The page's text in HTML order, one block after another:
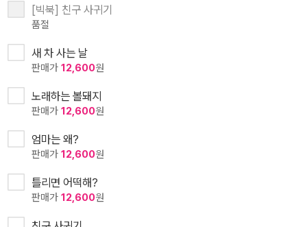
[빅북] 친구 사귀기
품절
새 차 사는 날
판매가 12,600원
노래하는 볼돼지
판매가 12,600원
엄마는 왜?
판매가 12,600원
틀리면 어떡해?
판매가 12,600원